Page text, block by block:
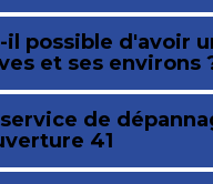
il possible d'avoir
et ses environs
de
41